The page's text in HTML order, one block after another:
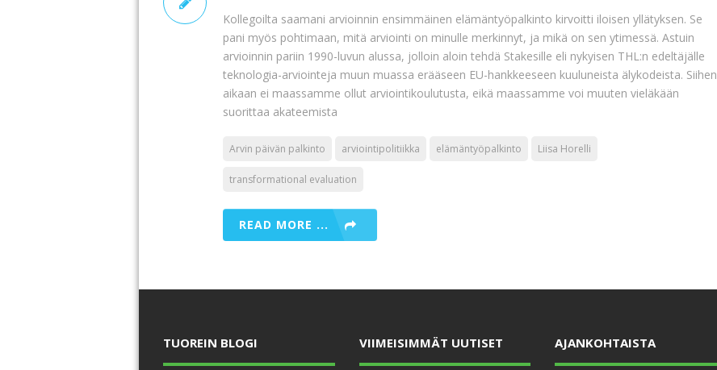
Kollegoilta saamani arvioinnin ensimmäinen elämäntyöpalkinto kirvoitti iloisen yllätyksen. Se
pani myös pohtimaan, mitä arviointi on minulle merkinnyt, ja mikä on sen ytimessä. Astuin
arvioinnin pariin 1990-luvun alussa, jolloin aloin tehdä Stakesille eli nykyisen THL:n edeltäjälle
teknologia-arviointeja muun muassa erääseen EU-hankkeeseen kuuluneista älykodeista. Siihen
aikaan ei maassamme ollut arviointikoulutusta, eikä maassamme voi muuten vieläkään
suorittaa akateemista
Arvin päivän palkinto arviointipolitiikka elämäntyöpalkinto Liisa Horelli
transformational evaluation
READ MORE ...
TUOREIN BLOGI VIIMEISIMMÄT UUTISET AJANKOHTAISTA